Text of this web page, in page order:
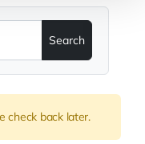
check back later.